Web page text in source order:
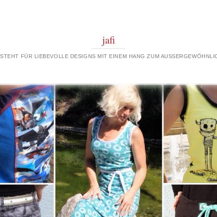
jafi
FÜR LIEBEVOLLE DESIGNS MIT EINEM HANG ZUM